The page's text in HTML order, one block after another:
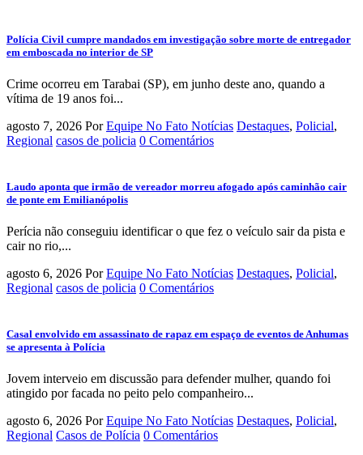
Polícia Civil cumpre mandados em investigação sobre morte de entregador
em emboscada no interior de SP
Crime ocorreu em Tarabai (SP), em junho deste ano, quando a
vítima de 19 anos foi...
agosto 7, 2026 Por Equipe No Fato Notícias Destaques, Policial,
Regional casos de policia 0 Comentários
Laudo aponta que irmão de vereador morreu afogado após caminhão cair
de ponte em Emilianópolis
Perícia não conseguiu identificar o que fez o veículo sair da pista e
cair no rio,...
agosto 6, 2026 Por Equipe No Fato Notícias Destaques, Policial,
Regional casos de policia 0 Comentários
Casal envolvido em assassinato de rapaz em espaço de eventos de Anhumas
se apresenta à Polícia
Jovem interveio em discussão para defender mulher, quando foi
atingido por facada no peito pelo companheiro...
agosto 6, 2026 Por Equipe No Fato Notícias Destaques, Policial,
Regional Casos de Polícia 0 Comentários